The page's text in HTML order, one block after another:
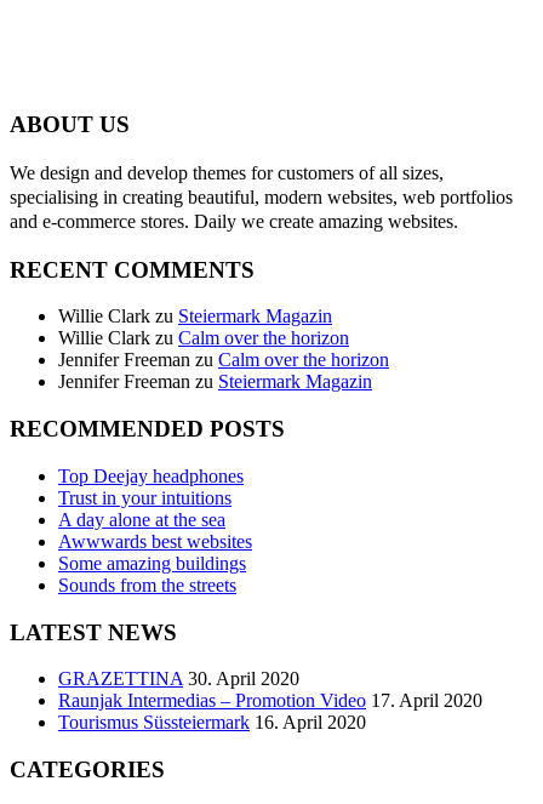
ABOUT US
We design and develop themes for customers of all sizes,
specialising in creating beautiful, modern websites, web portfolios
and e-commerce stores. Daily we create amazing websites.
RECENT COMMENTS
Willie Clark zu Steiermark Magazin
Willie Clark zu Calm over the horizon
Jennifer Freeman zu Calm over the horizon
Jennifer Freeman zu Steiermark Magazin
RECOMMENDED POSTS
Top Deejay headphones
Trust in your intuitions
A day alone at the sea
Awwwards best websites
Some amazing buildings
Sounds from the streets
LATEST NEWS
GRAZETTINA 30. April 2020
Raunjak Intermedias – Promotion Video 17. April 2020
Tourismus Süssteiermark 16. April 2020
CATEGORIES